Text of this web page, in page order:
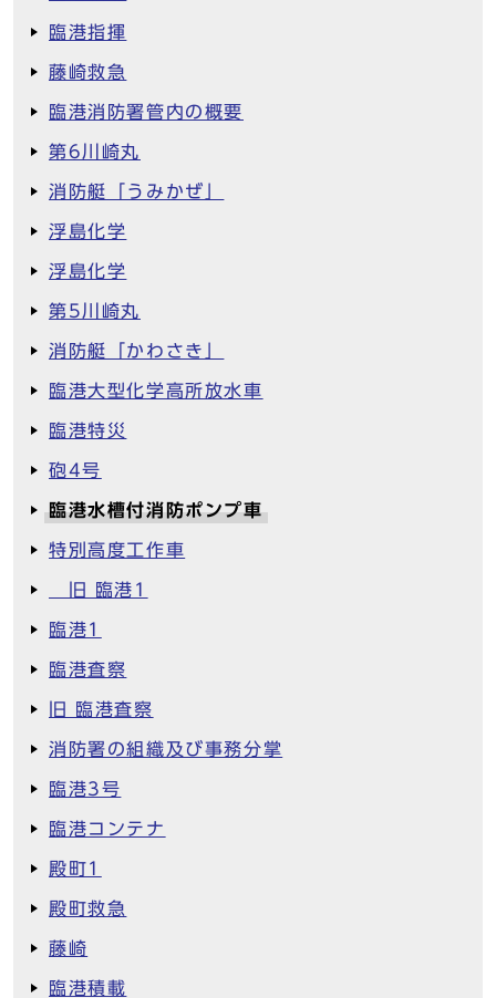
臨港指揮
藤崎救急
臨港消防署管内の概要
第6川崎丸
消防艇「うみかぜ」
浮島化学
浮島化学
第5川崎丸
消防艇「かわさき」
臨港大型化学高所放水車
臨港特災
砲4号
臨港水槽付消防ポンプ車
特別高度工作車
旧 臨港1
臨港1
臨港査察
旧 臨港査察
消防署の組織及び事務分掌
臨港3号
臨港コンテナ
殿町1
殿町救急
藤崎
臨港積載